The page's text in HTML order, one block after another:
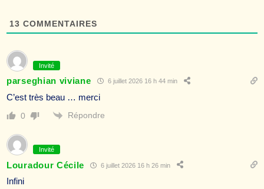
13 COMMENTAIRES
Invité
parseghian viviane 6 juillet 2026 16 h 44 min
C’est très beau … merci
0 Répondre
Invité
Louradour Cécile 6 juillet 2026 16 h 26 min
Infini